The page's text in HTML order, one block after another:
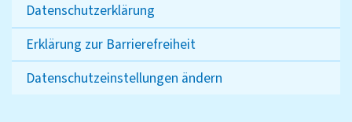
Datenschutzerklärung
Erklärung zur Barrierefreiheit
Datenschutzeinstellungen ändern